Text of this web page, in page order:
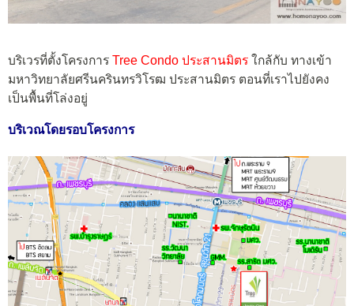
บริเวรที่ตั้งโครงการ Tree Condo ประสานมิตร ใกล้กับ ทางเข้า
มหาวิทยาลัยศรีนครินทรวิโรฒ ประสานมิตร ตอนที่เราไปยังคง
เป็นพื้นที่โล่งอยู่
บริเวณโดยรอบโครงการ